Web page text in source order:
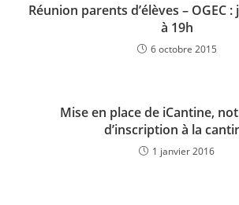
Réunion parents d’élèves – OGEC
à 19h
6 octobre 2015
Mise en place de iCantine,
d’inscription à la
1 janvier 2016